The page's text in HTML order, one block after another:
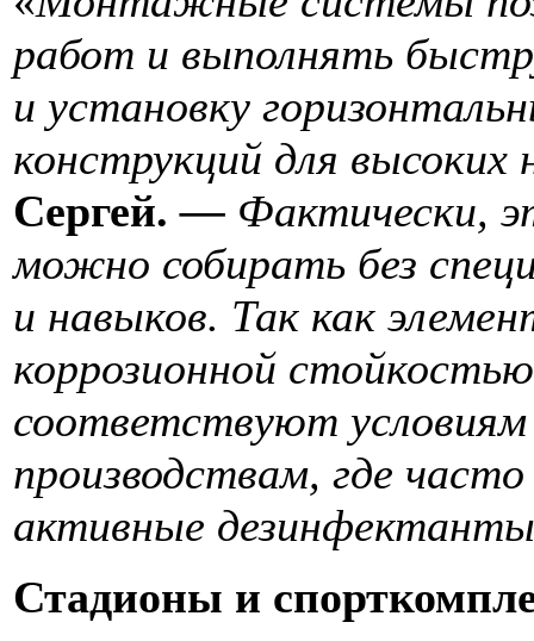
работ и выполнять
и установку
конструкций для высоких
Сергей.— Фактически,
можно собирать без
и навыков. Так как
коррозионной
соответствуют условиям
производствам, где
активные дезинфектанты
Стадионы и